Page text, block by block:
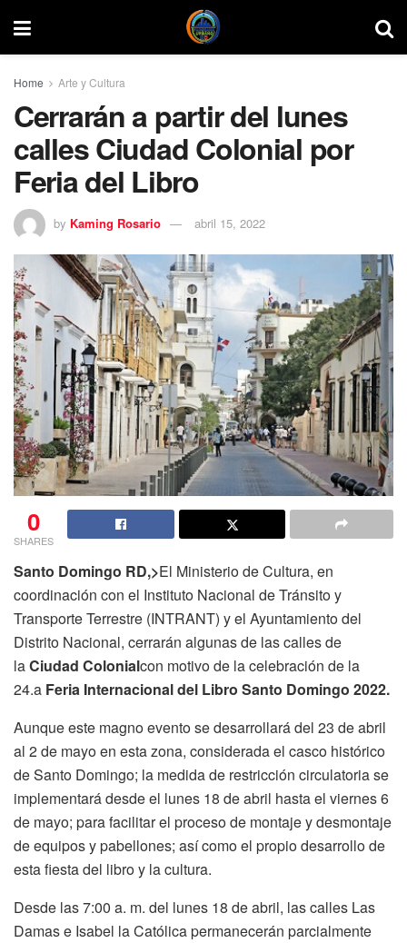
Home Arte y Cultura
Cerrarán a partir del lunes
calles Ciudad Colonial por
Feria del Libro
by Kaming Rosario abril 15, 2022
0
SHARES
Santo Domingo RD,>El Ministerio de Cultura, en
coordinación con el Instituto Nacional de Tránsito y
Transporte Terrestre (INTRANT) y el Ayuntamiento del
Distrito Nacional, cerrarán algunas de las calles de
laCiudad Colonialcon motivo de la celebración de la
24.a Feria Internacional del Libro Santo Domingo 2022.
Aunque este magno evento se desarrollará del 23 de abril
al 2 de mayo en esta zona, considerada el casco histórico
de Santo Domingo; la medida de restricción circulatoria se
implementará desde el lunes 18 de abril hasta el viernes 6
de mayo; para facilitar el proceso de montaje y desmontaje
de equipos y pabellones; así como el propio desarrollo de
esta fiesta del libro y la cultura.
Desde las 7:00 a. m. del lunes 18 de abril, las calles Las
Damas e Isabel la Católica permanecerán parcialmente